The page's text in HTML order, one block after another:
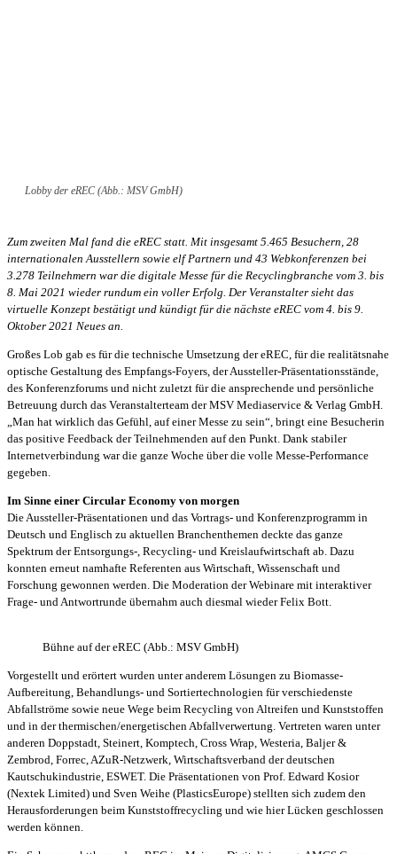
Lobby der eREC (Abb.: MSV GmbH)
Zum zweiten Mal fand die eREC statt. Mit insgesamt 5.465 Besuchern, 28
internationalen Ausstellern sowie elf Partnern und 43 Webkonferenzen bei
3.278 Teilnehmern war die digitale Messe für die Recyclingbranche vom 3. bis
8. Mai 2021 wieder rundum ein voller Erfolg. Der Veranstalter sieht das
virtuelle Konzept bestätigt und kündigt für die nächste eREC vom 4. bis 9.
Oktober 2021 Neues an.
Großes Lob gab es für die technische Umsetzung der eREC, für die realitätsnahe
optische Gestaltung des Empfangs-Foyers, der Aussteller-Präsentationsstände,
des Konferenzforums und nicht zuletzt für die ansprechende und persönliche
Betreuung durch das Veranstalterteam der MSV Mediaservice & Verlag GmbH.
„Man hat wirklich das Gefühl, auf einer Messe zu sein“, bringt eine Besucherin
das positive Feedback der Teilnehmenden auf den Punkt. Dank stabiler
Internetverbindung war die ganze Woche über die volle Messe-Performance
gegeben.
Im Sinne einer Circular Economy von morgen
Die Aussteller-Präsentationen und das Vortrags- und Konferenzprogramm in
Deutsch und Englisch zu aktuellen Branchenthemen deckte das ganze
Spektrum der Entsorgungs-, Recycling- und Kreislaufwirtschaft ab. Dazu
konnten erneut namhafte Referenten aus Wirtschaft, Wissenschaft und
Forschung gewonnen werden. Die Moderation der Webinare mit interaktiver
Frage- und Antwortrunde übernahm auch diesmal wieder Felix Bott.
Bühne auf der eREC (Abb.: MSV GmbH)
Vorgestellt und erörtert wurden unter anderem Lösungen zu Biomasse-
Aufbereitung, Behandlungs- und Sortiertechnologien für verschiedenste
Abfallströme sowie neue Wege beim Recycling von Altreifen und Kunststoffen
und in der thermischen/energetischen Abfallverwertung. Vertreten waren unter
anderen Doppstadt, Steinert, Komptech, Cross Wrap, Westeria, Baljer &
Zembrod, Forrec, AZuR-Netzwerk, Wirtschaftsverband der deutschen
Kautschukindustrie, ESWET. Die Präsentationen von Prof. Edward Kosior
(Nextek Limited) und Sven Weihe (PlasticsEurope) stellten sich zudem den
Herausforderungen beim Kunststoffrecycling und wie hier Lücken geschlossen
werden können.